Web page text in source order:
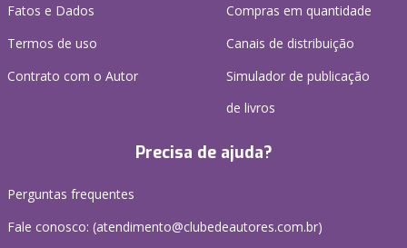
Fatos e Dados
Termos de uso
Contrato com o Autor
Compras em quantidade
Canais de distribuição
Simulador de publicação
de livros
Precisa de ajuda?
Perguntas frequentes
Fale conosco: (atendimento@clubedeautores.com.br)